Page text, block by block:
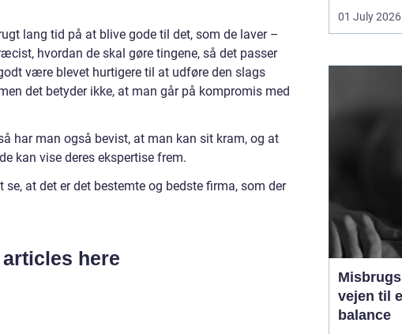
lang tid på at blive gode til det, som de laver –
hvordan de skal gøre tingene, så det passer
være blevet hurtigere til at udføre den slags
det betyder ikke, at man går på kompromis med
har man også bevist, at man kan sit kram, og at
kan vise deres ekspertise frem.
at det er det bestemte og bedste firma, som der
here
mærker du
afhængig
rolle for
01 July 2026
vejen til
balance